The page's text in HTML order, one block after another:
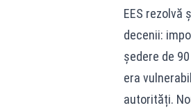
EES
decenii:
ședere de
era
autorități.